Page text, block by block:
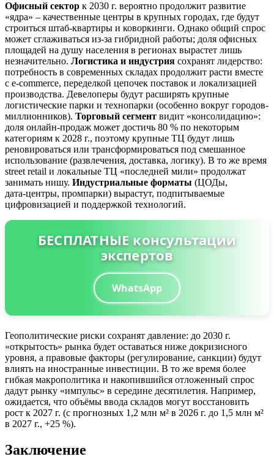
Офисный сектор к 2030 г. вероятно продолжит развитие
«ядра» – качественные центры в крупных городах, где будут
строиться штаб-квартиры и коворкинги. Однако общий спрос
может сглаживаться из-за гибридной работы; доля офисных
площадей на душу населения в регионах вырастет лишь
незначительно. Логистика и индустрия сохранят лидерство:
потребность в современных складах продолжит расти вместе
с e‑commerce, переделкой цепочек поставок и локализацией
производства. Девелоперы будут расширять крупные
логистические парки и технопарки (особенно вокруг городов-
миллионников). Торговый сегмент видит «консолидацию»:
доля онлайн-продаж может достичь 80 % по некоторым
категориям к 2028 г., поэтому крупные ТЦ будут лишь
реновироваться или трансформироваться под смешанное
использование (развлечения, доставка, логику). В то же время
street retail и локальные ТЦ «последней мили» продолжат
занимать нишу. Индустриальные форматы (ЦОДы,
дата‑центры, промпарки) вырастут, подпитываемые
цифровизацией и поддержкой технологий.
БЕСПЛАТНЫЕ консультации
экспертов
WhatsApp
Геополитические риски сохранят давление: до 2030 г.
«открытость» рынка будет оставаться ниже докризисного
уровня, а правовые факторы (регулирование, санкции) будут
влиять на иностранные инвестиции. В то же время более
гибкая макрополитика и накопившийся отложенный спрос
дадут рынку «импульс» в середине десятилетия. Например,
ожидается, что объёмы ввода складов могут восстановить
рост к 2027 г. (с прогнозных 1,2 млн м² в 2026 г. до 1,5 млн м²
в 2027 г., +25 %).
Заключение